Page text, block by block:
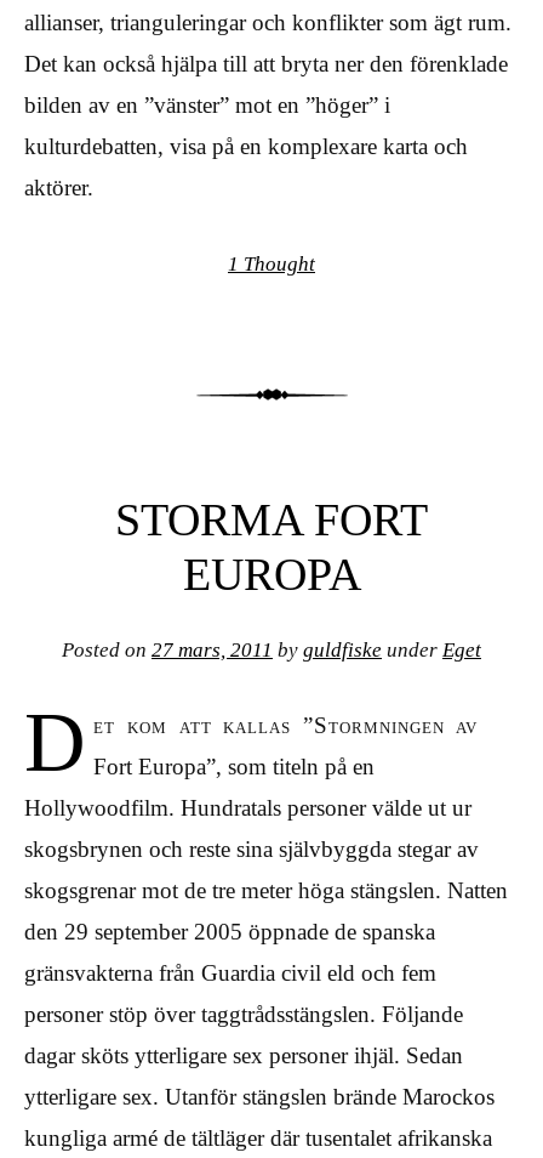
allianser, trianguleringar och konflikter som ägt rum.
Det kan också hjälpa till att bryta ner den förenklade
bilden av en ”vänster” mot en ”höger” i
kulturdebatten, visa på en komplexare karta och
aktörer.
1 Thought
STORMA FORT
EUROPA
Posted on 27 mars, 2011 by guldfiske under Eget
D et kom att kallas ”Stormningen av
Fort Europa”, som titeln på en
Hollywoodfilm. Hundratals personer välde ut ur
skogsbrynen och reste sina självbyggda stegar av
skogsgrenar mot de tre meter höga stängslen. Natten
den 29 september 2005 öppnade de spanska
gränsvakterna från Guardia civil eld och fem
personer stöp över taggtrådsstängslen. Följande
dagar sköts ytterligare sex personer ihjäl. Sedan
ytterligare sex. Utanför stängslen brände Marockos
kungliga armé de tältläger där tusentalet afrikanska